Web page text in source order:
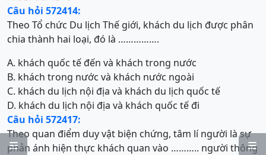


Câu hỏi 572414:
Theo Tổ chức Du lịch Thế giới, khách du lịch được phân
chia thành hai loại, đó là …………….
A. khách quốc tế đến và khách trong nước
B. khách trong nước và khách nước ngoài
C. khách du lịch nội địa và khách du lịch quốc tế
D. khách du lịch nội địa và khách quốc tế đi
Câu hỏi 572417:
Theo quan điểm duy vật biện chứng, tâm lí người là sự
phản ánh hiện thực khách quan vào ……….. người thông